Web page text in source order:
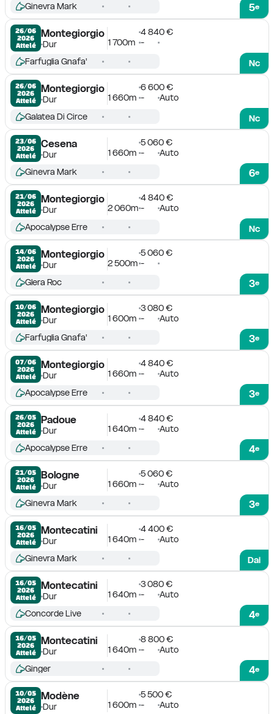
5e
Ginevra Mark
26/06
2026
Attelé
Montegiorgio
Dur
4 840 €
1 700m -
Nc
Farfuglia Gnafa'
26/06
2026
Attelé
Montegiorgio
Dur
6 600 €
1 660m -
Auto
Nc
Galatea Di Circe
23/06
2026
Attelé
Cesena
Dur
5 060 €
1 660m - Auto
6e
Ginevra Mark
21/06
2026
Attelé
Montegiorgio
Dur
4 840 €
2 060m -
Auto
Nc
Apocalypse Erre
14/06
2026
Attelé
Montegiorgio
Dur
5 060 €
2 500m -
3e
Glera Roc
10/06
2026
Attelé
Montegiorgio
Dur
3 080 €
1 600m - Auto
3e
Farfuglia Gnafa'
07/06
2026
Attelé
Montegiorgio
Dur
4 840 €
1 660m - Auto
3e
Apocalypse Erre
26/05
2026
Attelé
Padoue
Dur
4 840 €
1 640m - Auto
4e
Apocalypse Erre
21/05
2026
Attelé
Bologne
Dur
5 060 €
1 660m - Auto
3e
Ginevra Mark
16/05
2026
Attelé
Montecatini
Dur
4 400 €
1 640m -
Auto
Dai
Ginevra Mark
16/05
2026
Attelé
Montecatini
Dur
3 080 €
1 640m - Auto
4e
Concorde Live
16/05
2026
Attelé
Montecatini
Dur
8 800 €
1 640m - Auto
4e
Ginger
10/05
2026
Attelé
Modène
Dur
5 500 €
1 600m - Auto